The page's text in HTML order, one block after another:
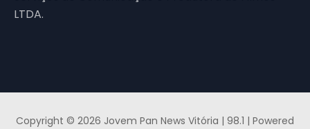
LTDA.
Copyright © 2026 Jovem Pan News Vitória | 98.1 | Powered